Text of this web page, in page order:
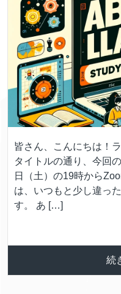
皆さん、こんにちは！
タイトルの通り、今回
日（土）の19時から
は、いつもと少し違っ
す。 あ […]
続